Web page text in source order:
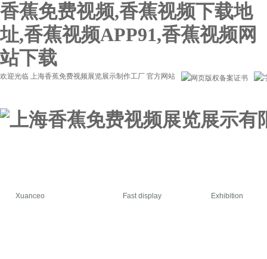
香蕉免费视频,香蕉视频下载地
址,香蕉视频APP91,香蕉视频网
站下载
欢迎光临 上海香蕉免费视频展览展示制作工厂 官方网站
Xuanceo Fast display Exhibition